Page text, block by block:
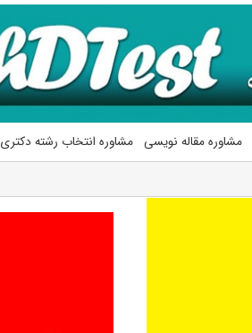
مشاوره مقاله نویسی مشاوره انتخاب رشته دکتری